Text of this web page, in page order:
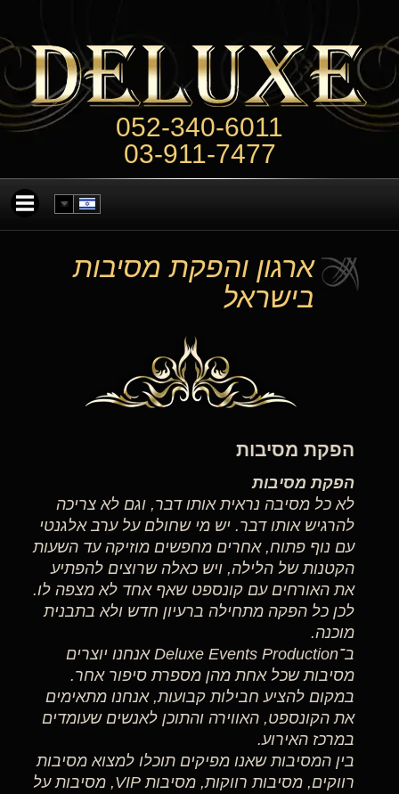
052-340-6011
03-911-7477
ארגון והפקת מסיבות
בישראל
הפקת מסיבות
הפקת מסיבות
לא כל מסיבה נראית אותו דבר, וגם לא צריכה
להרגיש אותו דבר. יש מי שחולם על ערב אלגנטי
עם נוף פתוח, אחרים מחפשים מוזיקה עד השעות
הקטנות של הלילה, ויש כאלה שרוצים להפתיע
את האורחים עם קונספט שאף אחד לא מצפה לו.
לכן כל הפקה מתחילה ברעיון חדש ולא בתבנית
מוכנה.
ב־Deluxe Events Production אנחנו יוצרים
מסיבות שכל אחת מהן מספרת סיפור אחר.
במקום להציע חבילות קבועות, אנחנו מתאימים
את הקונספט, האווירה והתוכן לאנשים שעומדים
במרכז האירוע.
בין המסיבות שאנו מפיקים תוכלו למצוא מסיבות
רווקים, מסיבות רווקות, מסיבות VIP, מסיבות על